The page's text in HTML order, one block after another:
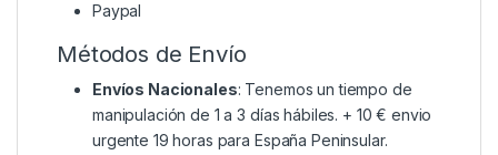
Paypal
Métodos de Envío
Envíos Nacionales: Tenemos un tiempo de
manipulación de 1 a 3 días hábiles. + 10 € envio
urgente 19 horas para España Peninsular.